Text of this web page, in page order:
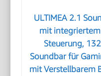
ULTIMEA 2.1
mit
Steuerung,
Soundbar für
mit Verstellbarem